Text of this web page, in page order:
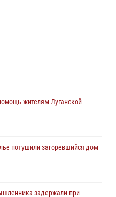
жителям Луганской
потушили загоревшийся дом
задержали при